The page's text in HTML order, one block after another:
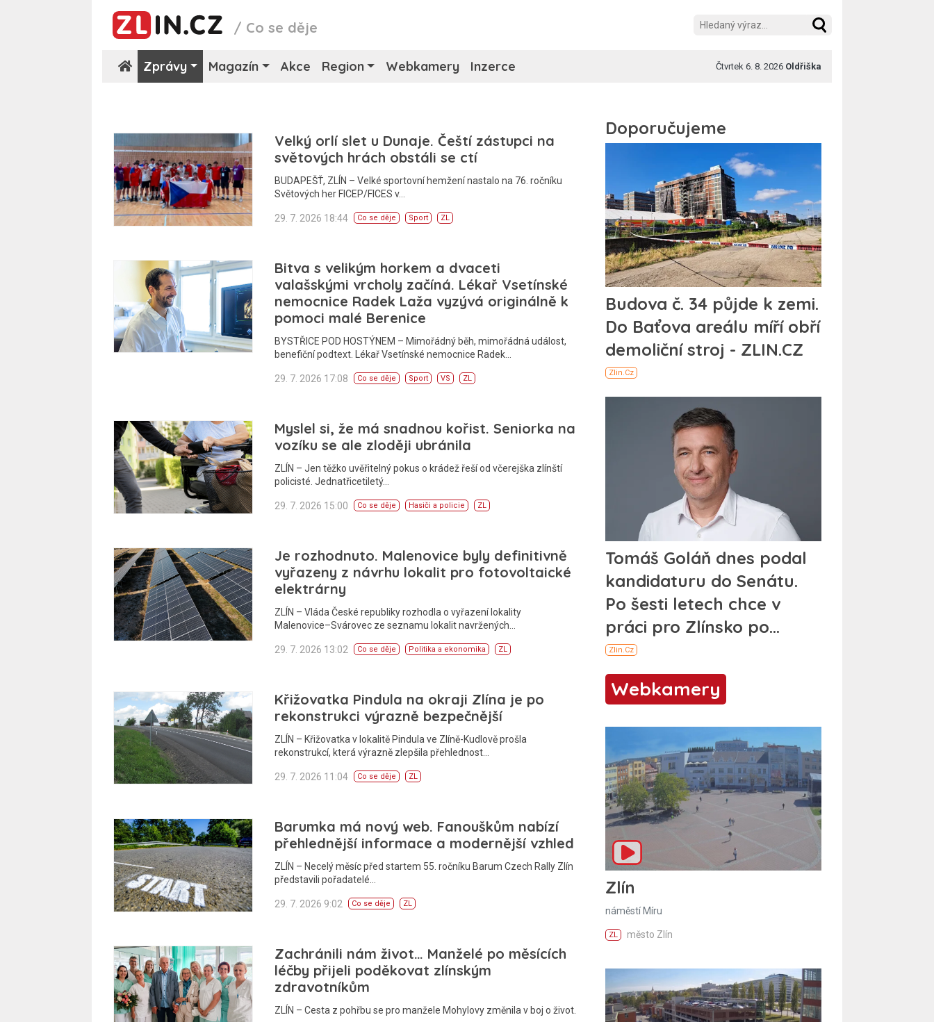
/ Co se děje
Zprávy Magazín Akce Region Webkamery Inzerce Čtvrtek 6. 8. 2026 Oldřiška
Velký orlí slet u Dunaje. Čeští zástupci na
světových hrách obstáli se ctí
BUDAPEŠŤ, ZLÍN – Velké sportovní hemžení nastalo na 76. ročníku
Světových her FICEP/FICES v…
29. 7. 2026 18:44 Co se děje Sport ZL
Bitva s velikým horkem a dvaceti
valašskými vrcholy začíná. Lékař Vsetínské
nemocnice Radek Laža vyzývá originálně k
pomoci malé Berenice
BYSTŘICE POD HOSTÝNEM – Mimořádný běh, mimořádná událost,
benefiční podtext. Lékař Vsetínské nemocnice Radek…
29. 7. 2026 17:08 Co se děje Sport VS ZL
Myslel si, že má snadnou kořist. Seniorka na
vozíku se ale zloději ubránila
ZLÍN – Jen těžko uvěřitelný pokus o krádež řeší od včerejška zlínští
policisté. Jednatřicetiletý…
29. 7. 2026 15:00 Co se děje Hasiči a policie ZL
Je rozhodnuto. Malenovice byly definitivně
vyřazeny z návrhu lokalit pro fotovoltaické
elektrárny
ZLÍN – Vláda České republiky rozhodla o vyřazení lokality
Malenovice–Svárovec ze seznamu lokalit navržených…
29. 7. 2026 13:02 Co se děje Politika a ekonomika ZL
Křižovatka Pindula na okraji Zlína je po
rekonstrukci výrazně bezpečnější
ZLÍN – Křižovatka v lokalitě Pindula ve Zlíně-Kudlově prošla
rekonstrukcí, která výrazně zlepšila přehlednost…
29. 7. 2026 11:04 Co se děje ZL
Barumka má nový web. Fanouškům nabízí
přehlednější informace a modernější vzhled
ZLÍN – Necelý měsíc před startem 55. ročníku Barum Czech Rally Zlín
představili pořadatelé…
29. 7. 2026 9:02 Co se děje ZL
Zachránili nám život… Manželé po měsících
léčby přijeli poděkovat zlínským
zdravotníkům
ZLÍN – Cesta z pohřbu se pro manžele Mohylovy změnila v boj o život.
Webkamery
Zlín
náměstí Míru
ZL město Zlín